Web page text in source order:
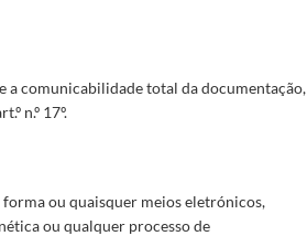
comunicabilidade total da documentação,
n.º 17º.
ou quaisquer meios eletrónicos,
ou qualquer processo de